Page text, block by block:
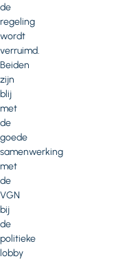
de
regeling
wordt
verruimd.
Beiden
zijn
blij
met
de
goede
samenwerking
met
de
VGN
bij
de
politieke
lobby